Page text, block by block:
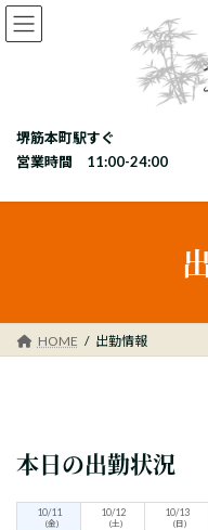
コ
ン
プ
ナ
ビ
動
堺筋本町駅すぐ
営業時間 11:00-24:00
HOME 出勤情報
本日の出勤状況
10/11
(金)
10/12
(土)
10/13
(日)